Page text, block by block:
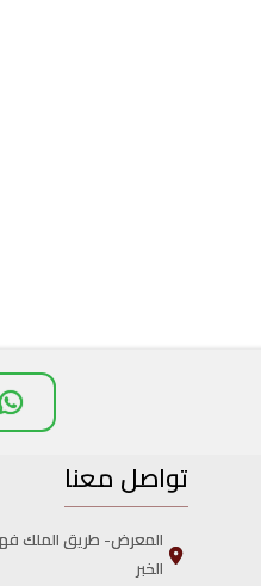
تواصل معنا
المعرض- طريق الملك
الخبر